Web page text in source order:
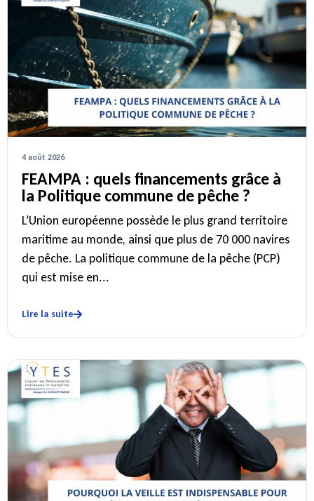
4 août 2026
FEAMPA : quels financements grâce à
la Politique commune de pêche ?
L’Union européenne possède le plus grand territoire
maritime au monde, ainsi que plus de 70 000 navires
de pêche. La politique commune de la pêche (PCP)
qui est mise en...
Lire la suite